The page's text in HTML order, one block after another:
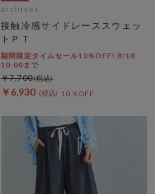
archives
接触冷感サイドレーススウェッ
トＰＴ
期間限定タイムセール10%OFF! 8/10
10:00まで
￥6,930 10％OFF
￥7,700